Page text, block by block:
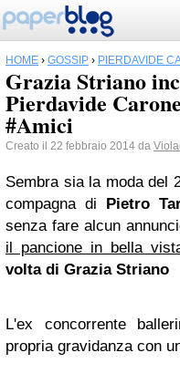
HOME › GOSSIP › PIERDAVIDE
Grazia Striano
Pierdavide
#Amici
Creato il 22 febbraio 2014 da
Sembra sia la moda del
compagna di Pietro
senza fare alcun
il pancione in bella
volta di Grazia Striano
L'ex concorrente
propria gravidanza con